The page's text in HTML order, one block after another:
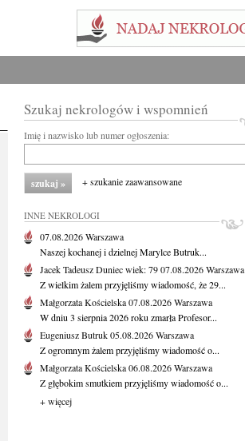
Szukaj nekrologów i wspomnień
Imię i nazwisko lub numer ogłoszenia:
+ szukanie zaawansowane
INNE NEKROLOGI
07.08.2026Warszawa
Naszej kochanej i dzielnej Marylce Butruk...
Jacek Tadeusz Duniecwiek: 7907.08.2026Warszawa
Z wielkim żalem przyjęliśmy wiadomość, że 29...
Małgorzata Kościelska07.08.2026Warszawa
W dniu 3 sierpnia 2026 roku zmarła Profesor...
Eugeniusz Butruk05.08.2026Warszawa
Z ogromnym żalem przyjęliśmy wiadomość o...
Małgorzata Kościelska06.08.2026Warszawa
Z głębokim smutkiem przyjęliśmy wiadomość o...
+ więcej